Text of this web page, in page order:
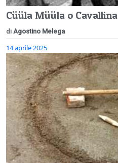
Cüüla Müüla o Cavallina
di Agostino Melega
14 aprile 2025